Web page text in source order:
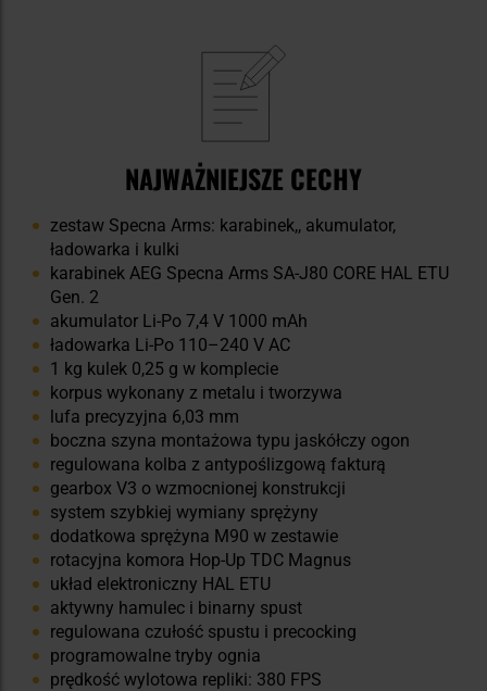
NAJWAŻNIEJSZE CECHY
zestaw Specna Arms: karabinek,, akumulator,
ładowarka i kulki
karabinek AEG Specna Arms SA-J80 CORE HAL ETU
Gen. 2
akumulator Li-Po 7,4 V 1000 mAh
ładowarka Li-Po 110–240 V AC
1 kg kulek 0,25 g w komplecie
korpus wykonany z metalu i tworzywa
lufa precyzyjna 6,03 mm
boczna szyna montażowa typu jaskółczy ogon
regulowana kolba z antypoślizgową fakturą
gearbox V3 o wzmocnionej konstrukcji
system szybkiej wymiany sprężyny
dodatkowa sprężyna M90 w zestawie
rotacyjna komora Hop-Up TDC Magnus
układ elektroniczny HAL ETU
aktywny hamulec i binarny spust
regulowana czułość spustu i precocking
programowalne tryby ognia
prędkość wylotowa repliki: 380 FPS